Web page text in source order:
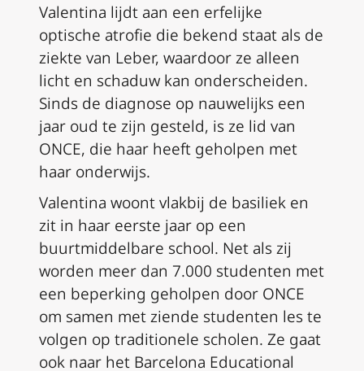
Valentina lijdt aan een erfelijke
optische atrofie die bekend staat als de
ziekte van Leber, waardoor ze alleen
licht en schaduw kan onderscheiden.
Sinds de diagnose op nauwelijks een
jaar oud te zijn gesteld, is ze lid van
ONCE, die haar heeft geholpen met
haar onderwijs.
Valentina woont vlakbij de basiliek en
zit in haar eerste jaar op een
buurtmiddelbare school. Net als zij
worden meer dan 7.000 studenten met
een beperking geholpen door ONCE
om samen met ziende studenten les te
volgen op traditionele scholen. Ze gaat
ook naar het Barcelona Educational